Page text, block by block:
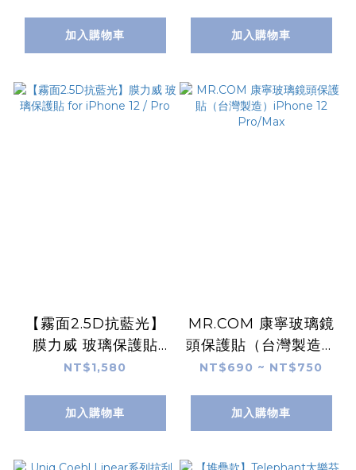
加入購物車 加入購物車
【霧面2.5D抗藍光】
膜力威 玻璃保護貼
for iPhone 12 / Pro
NT$1,580
加入購物車
MR.COM 康寧玻璃鏡
頭保護貼（台灣製造）
iPhone 12 Pro/Max
NT$690 ~ NT$750
加入購物車